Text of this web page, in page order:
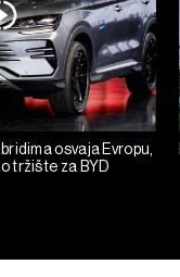
osvaja Evropu,
tržište za BYD